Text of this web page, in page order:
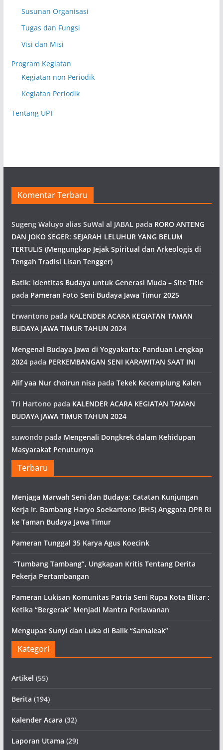
Susunan Organisasi
Tugas dan Fungsi
Visi dan Misi
Program Kegiatan
Kegiatan non Periodik
Kegiatan Periodik
Tentang UPT
Komentar Terbaru
Sugeng Waluyo alias SuWal al JABAL pada RORO ANTENG
DAN JOKO SEGER: SEJARAH LELUHUR YANG BELUM
TERTULIS (Mengungkap Jejak Spiritual dan Arkeologis di
Tengah Tradisi Lisan Tengger)
Batik: Identitas Budaya untuk Generasi Muda – Site Title
pada Pameran Foto Seni Budaya Jawa Timur 2025
Erwantono pada KALENDER ACARA KEGIATAN TAMAN
BUDAYA JAWA TIMUR TAHUN 2024
Mengenal Budaya Jawa di Yogyakarta: Panduan Lengkap
2024pada PERKEMBANGAN SENI KARAWITAN SAAT INI
Alif yaa Nur choirun nisa pada Tekek Kecemplung Kalen
Tri Hartono pada KALENDER ACARA KEGIATAN TAMAN
BUDAYA JAWA TIMUR TAHUN 2024
suwondo pada Mengenali Dongkrek dalam Kehidupan
Masyarakat Penuturnya
Terbaru
Menjaga Marwah Seni dan Budaya: Catatan Kunjungan
Kerja Ir. Bambang Haryo Soekartono (BHS) Anggota DPR RI
ke Taman Budaya Jawa Timur
Pameran Tunggal 35 Karya Agus Koecink
“Tumbang Tambang”, Ungkapan Kritis Tentang Derita
Pekerja Pertambangan
Pameran Lukisan Komunitas Patria Seni Rupa Kota Blitar :
Ketika “Bergerak” Menjadi Mantra Perlawanan
Mengupas Sunyi dan Luka di Balik “Samaleak”
Kategori
Artikel (55)
Berita (194)
Kalender Acara (32)
Laporan Utama (29)